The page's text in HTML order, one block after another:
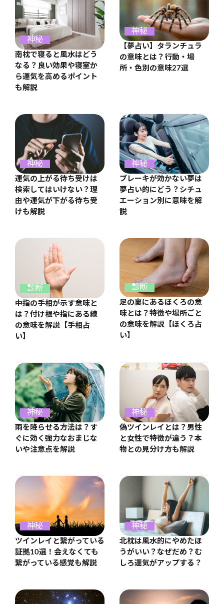
神秘
南枕で寝ると風水はどう
なる？良い効果や寝室か
ら運気を高めるポイント
も解説
神秘
【夢占い】タランチュラ
の意味とは？行動・場
所・色別の意味27選
神秘
運気の上がる待ち受けは
検索してはいけない？理
由や運気が下がる待ち受
けも解説
神秘
ブレーキが効かない夢は
夢占い的にどう？シチュ
エーション別に意味を解
説
診断
中指の手相が示す意味と
は？付け根や指にある線
の意味を解説【手相占
い】
診断
足の裏にあるほくろの意
味とは？特徴や場所ごと
の意味を解説【ほくろ占
い】
神秘
雨を降らせる方法は？す
ぐに効く強力なおまじな
いや注意点を解説
神秘
偽ツインレイとは？男性
と女性で特徴が違う？本
物との見分け方も解説
神秘
ツインレイと繋がっている
証拠10選！会えなくても
繋がっている感覚も解説
神秘
北枕は風水的にやめたほ
うがいい？なぜだめ？む
しろ運気がアップする？